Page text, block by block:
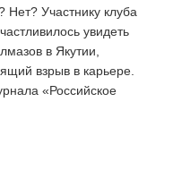
Нет? Участнику клуба
увидеть
в Якутии,
взрыв в карьере.
«Российское